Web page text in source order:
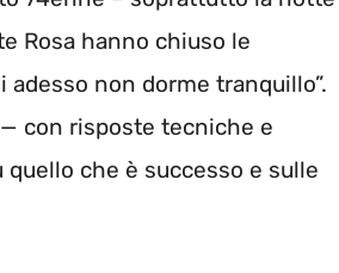
Rosa hanno chiuso le
adesso non dorme tranquillo”.
con risposte tecniche e
che è successo e sulle